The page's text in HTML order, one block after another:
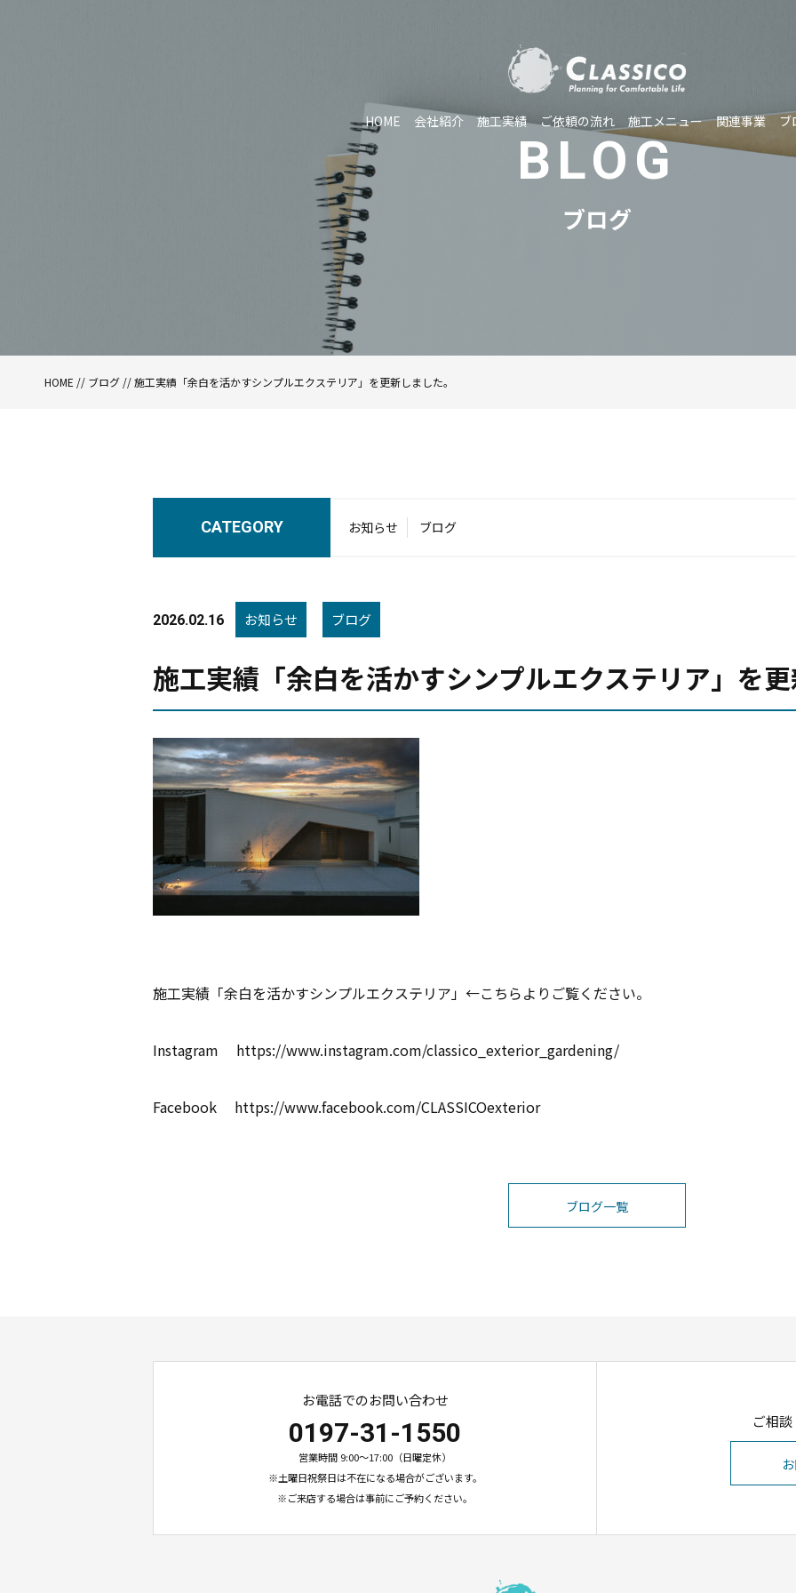
HOME 会社紹介 施工実績 ご依頼の流れ 施工メニュー 関連事業 ブ
BLOG
ブログ
HOME // ブログ // 施工実績「余白を活かすシンプルエクステリア」を更新しました。
CATEGORY お知らせ ブログ
2026.02.16 お知らせ ブログ
施工実績「余白を活かすシンプルエクステリア」を更
施工実績「余白を活かすシンプルエクステリア」←こちらよりご覧ください。
Instagram https://www.instagram.com/classico_exterior_gardening/
Facebook https://www.facebook.com/CLASSICOexterior
ブログ一覧
お電話でのお問い合わせ
0197-31-1550
営業時間 9:00〜17:00（日曜定休）
※土曜日祝祭日は不在になる場合がございます。
※ご来店する場合は事前にご予約ください。
ご相